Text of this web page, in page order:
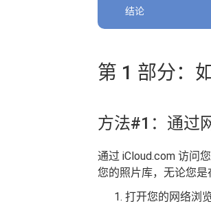
结论
第 1 部分：
方法#1：通过
通过 iCloud.com 访问
您的照片库，无论您是
打开您的网络浏